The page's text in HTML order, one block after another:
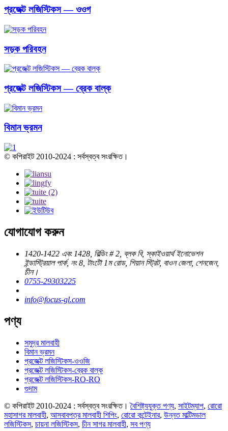
প্রজেক্ট লজিস্টিকস — ওওগ
সড়ক পরিবহন
প্রজেক্ট লজিস্টিকস — ব্রেক বাল্ক
বিমান ভ্রমন
© কপিরাইট 2010-2024 : সর্বস্বত্ব সংরক্ষিত।
যোগাযোগ করুন
1420-1422 এবং 1428, বিল্ডিং # 2, ব্লক বি, স্কাইওয়ার্থ ইনোভেশন
ইন্ডাস্ট্রিয়াল পার্ক, নং 8, টাংটৌ 1ম রোড, শিয়ান স্ট্রিট, বাওন জেলা, শেনজেন,
চীন।
0755-29303225
info@focus-gl.com
পণ্য
সমুদ্র মালবাহী
বিমান ভ্রমন
প্রজেক্ট লজিস্টিকস-ওওজি
প্রজেক্ট লজিস্টিকস-ব্রেক বাল্ক
প্রজেক্ট লজিস্টিকস-RO-RO
গুদাম
© কপিরাইট 2010-2024 : সর্বস্বত্ব সংরক্ষিত। বৈশিষ্ট্যযুক্ত পণ্য, সাইটম্যাপ, রোরো
মহাসাগর মালবাহী, আসবাবপত্র মালবাহী শিপিং, রোরো কন্টেইনার, উন্নত মাল্টিমডাল
লজিস্টিকস, চায়না লজিস্টিকস, চীন সাগর মালবাহী, সব পণ্য